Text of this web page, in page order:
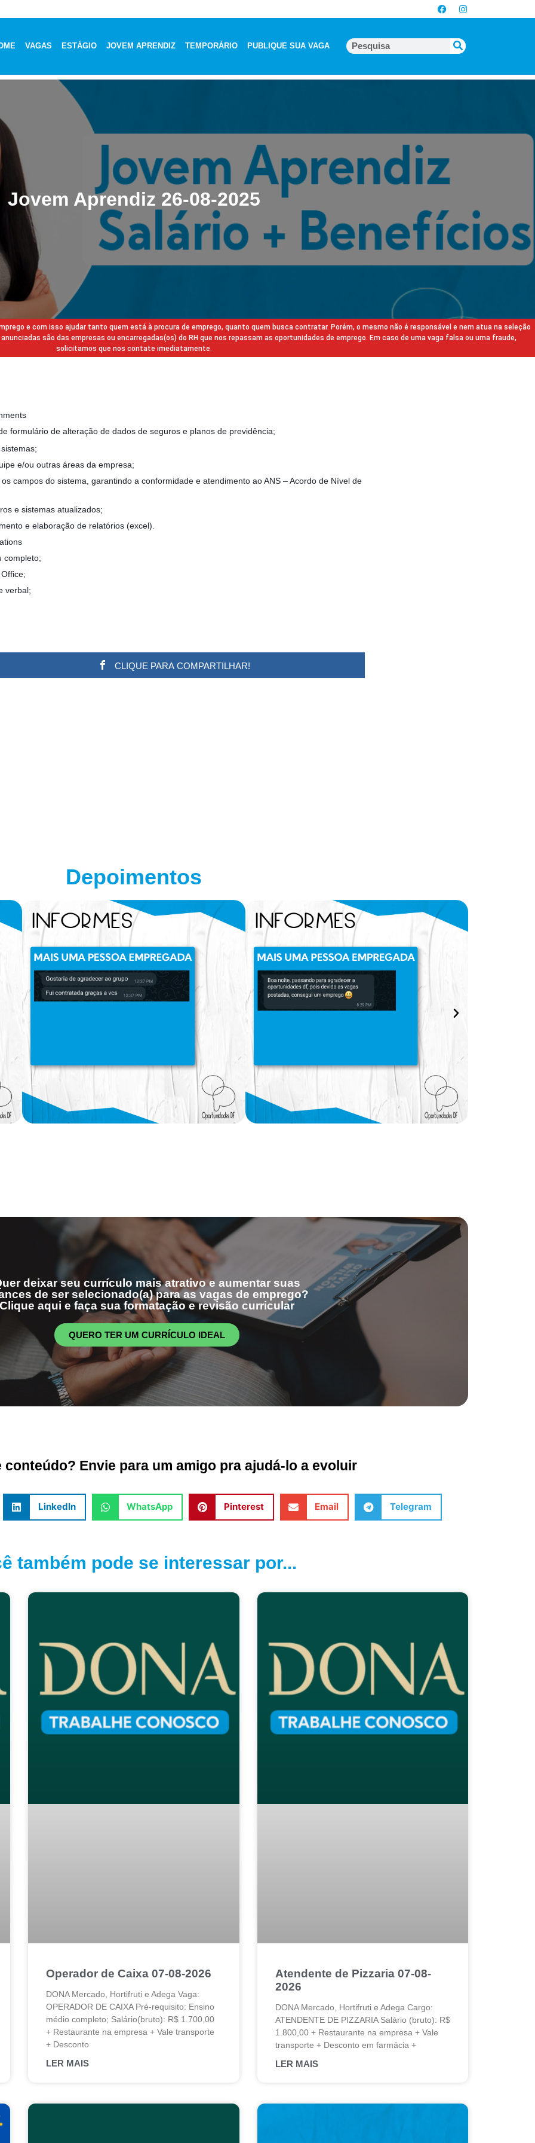
VAGAS ESTÁGIO JOVEM APRENDIZ TEMPORÁRIO PUBLIQUE SUA VAGA
Jovem Aprendiz 26-08-2025
e com isso ajudar tanto quem está à procura de emprego, quanto quem busca contratar. Porém, o mesmo não é responsável e nem atua na seleção
são das empresas ou encarregadas(os) do RH que nos repassam as oportunidades de emprego. Em caso de uma vaga falsa ou uma fraude,
solicitamos que nos contate imediatamente.
formulário de alteração de dados de seguros e planos de previdência;
e/ou outras áreas da empresa;
campos do sistema, garantindo a conformidade e atendimento ao ANS – Acordo de Nível de
e sistemas atualizados;
e elaboração de relatórios (excel).
completo;
verbal;
CLIQUE PARA COMPARTILHAR!
Depoimentos
deixar seu currículo mais atrativo e aumentar suas
de ser selecionado(a) para as vagas de emprego?
aqui e faça sua formatação e revisão curricular
QUERO TER UM CURRÍCULO IDEAL
conteúdo? Envie para um amigo pra ajudá-lo a evoluir
LinkedIn WhatsApp Pinterest Email Telegram
também pode se interessar por...
Operador de Caixa 07-08-2026
DONA Mercado, Hortifruti e Adega Vaga:
OPERADOR DE CAIXA Pré-requisito: Ensino
médio completo; Salário(bruto): R$ 1.700,00
+ Restaurante na empresa + Vale transporte
+ Desconto
LER MAIS
Atendente de Pizzaria 07-08-
2026
DONA Mercado, Hortifruti e Adega Cargo:
ATENDENTE DE PIZZARIA Salário (bruto): R$
1.800,00 + Restaurante na empresa + Vale
transporte + Desconto em farmácia +
LER MAIS